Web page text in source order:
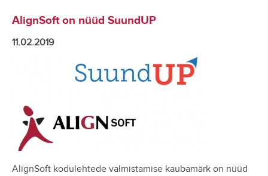
AlignSoft on nüüd SuundUP
11.02.2019
AlignSoft kodulehtede valmistamise kaubamärk on nüüd